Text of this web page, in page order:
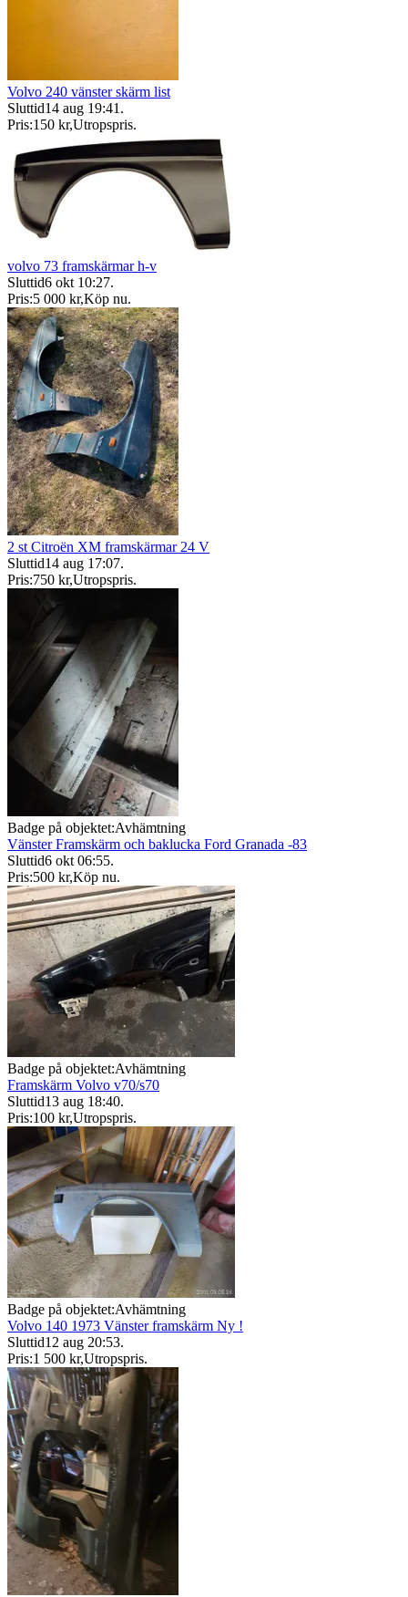
Volvo 240 vänster skärm list
Sluttid14 aug 19:41 .
Pris:150 kr,Utropspris.
volvo 73 framskärmar h-v
Sluttid6 okt 10:27.
Pris:5 000 kr,Köp nu.
2 st Citroën XM framskärmar 24 V
Sluttid14 aug 17:07.
Pris:750 kr,Utropspris.
Badge på objektet:Avhämtning
Vänster Framskärm och baklucka Ford Granada -83
Sluttid6 okt 06:55.
Pris:500 kr,Köp nu.
Badge på objektet:Avhämtning
Framskärm Volvo v70/s70
Sluttid13 aug 18:40.
Pris:100 kr,Utropspris.
Badge på objektet:Avhämtning
Volvo 140 1973 Vänster framskärm Ny !
Sluttid12 aug 20:53.
Pris:1 500 kr,Utropspris.